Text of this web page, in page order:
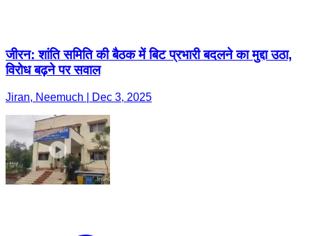
जीरन: शांति समिति की बैठक में बिट प्रभारी बदलने का मुद्दा उठा,
विरोध बढ़ने पर सवाल
Jiran, Neemuch | Dec 3, 2025